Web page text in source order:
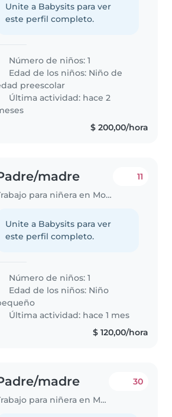
Unite a Babysits para ver
este perfil completo.
Número de niños: 1
Edad de los niños: Niño de
preescolar
Última actividad: hace 2
$ 200,00/hora
madre
Trabajo para niñera en Montevideo
11
Unite a Babysits para ver
este perfil completo.
Número de niños: 1
Edad de los niños: Niño
Última actividad: hace 1 mes
$ 120,00/hora
madre
Trabajo para niñera en Montevideo
30